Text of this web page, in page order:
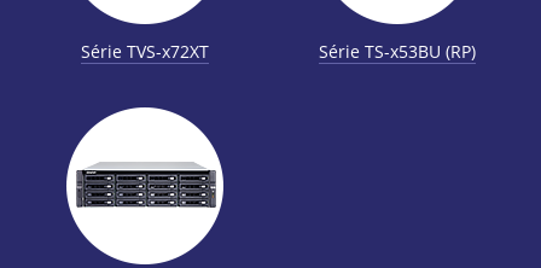
Série TVS-x72XT Série TS-x53BU (RP)